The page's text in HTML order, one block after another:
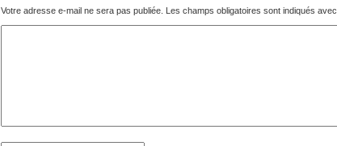
Votre adresse e-mail ne sera pas publiée. Les champs obligatoires sont indiqués avec